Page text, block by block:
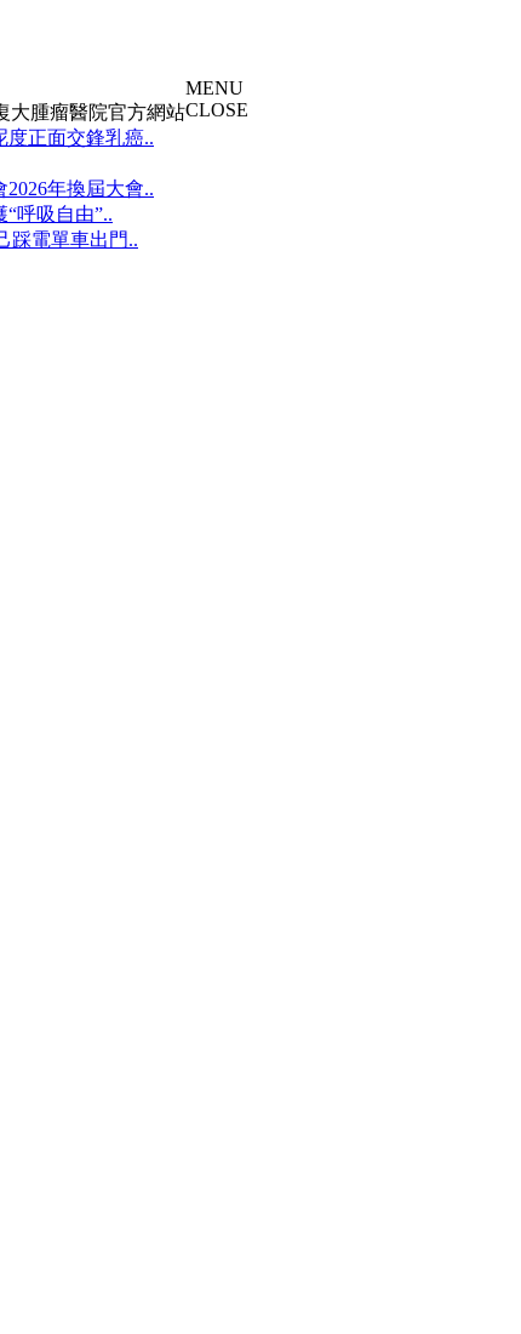
大腫瘤醫院官方網站
度正面交鋒乳癌..
年換屆大會..
呼吸自由”..
踩電單車出門..
MENU
CLOSE